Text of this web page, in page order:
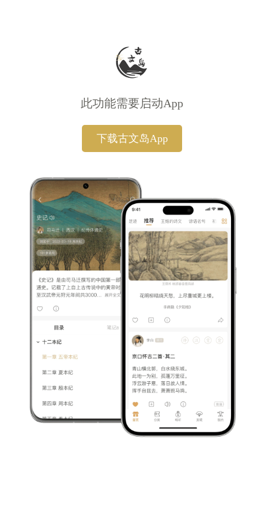
此功能需要启动App
下载古文岛App